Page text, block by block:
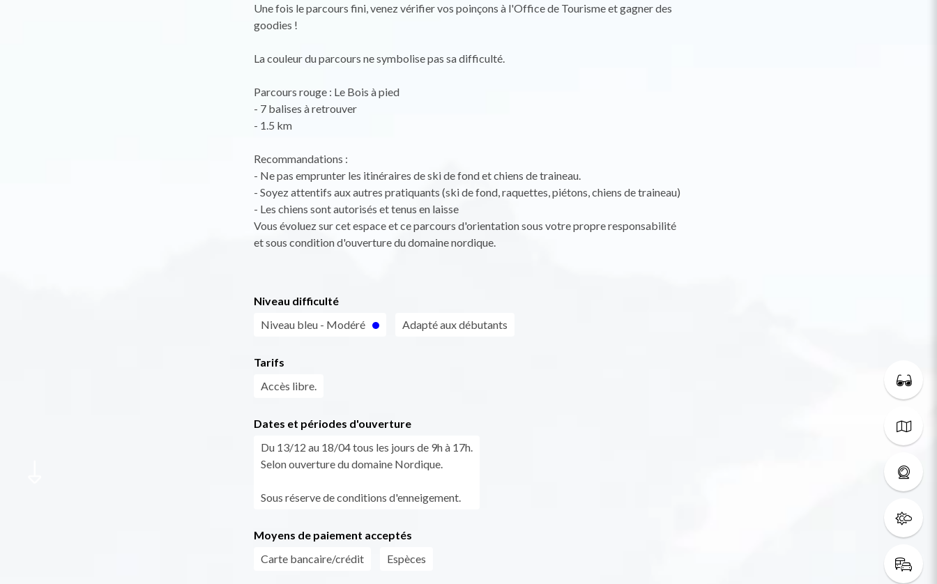
Une fois le parcours fini, venez vérifier vos poinçons à l'Office de Tourisme et gagner des
goodies !
La couleur du parcours ne symbolise pas sa difficulté.
Parcours rouge : Le Bois à pied
- 7 balises à retrouver
- 1.5 km
Recommandations :
- Ne pas emprunter les itinéraires de ski de fond et chiens de traineau.
- Soyez attentifs aux autres pratiquants (ski de fond, raquettes, piétons, chiens de traineau)
- Les chiens sont autorisés et tenus en laisse
Vous évoluez sur cet espace et ce parcours d'orientation sous votre propre responsabilité
et sous condition d'ouverture du domaine nordique.
Niveau difficulté
Niveau bleu - Modéré
Adapté aux débutants
Tarifs
Accès libre.
Dates et périodes d'ouverture
Du 13/12 au 18/04 tous les jours de 9h à 17h.
Selon ouverture du domaine Nordique.
Sous réserve de conditions d'enneigement.
Moyens de paiement acceptés
Carte bancaire/crédit
Espèces